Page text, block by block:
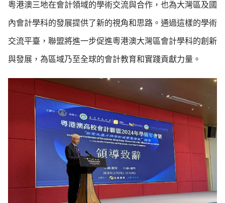
粵港澳三地在會計領域的學術交流與合作，也為大灣區及國
內會計學科的發展提供了新的視角和思路。通過這樣的學術
交流平臺，聯盟將進一步促進粵港澳大灣區會計學科的創新
與發展，為區域乃至全球的會計教育和實踐貢獻力量。